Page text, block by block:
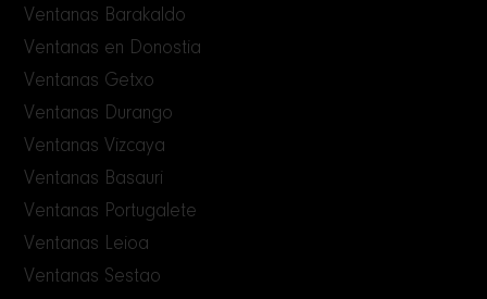
Ventanas Barakaldo
Ventanas en Donostia
Ventanas Getxo
Ventanas Durango
Ventanas Vizcaya
Ventanas Basauri
Ventanas Portugalete
Ventanas Leioa
Ventanas Sestao